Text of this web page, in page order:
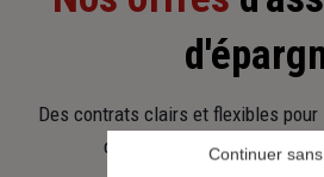
Des contrats clairs et flexibles
d’aujourd’hui et anticiper
Continuer